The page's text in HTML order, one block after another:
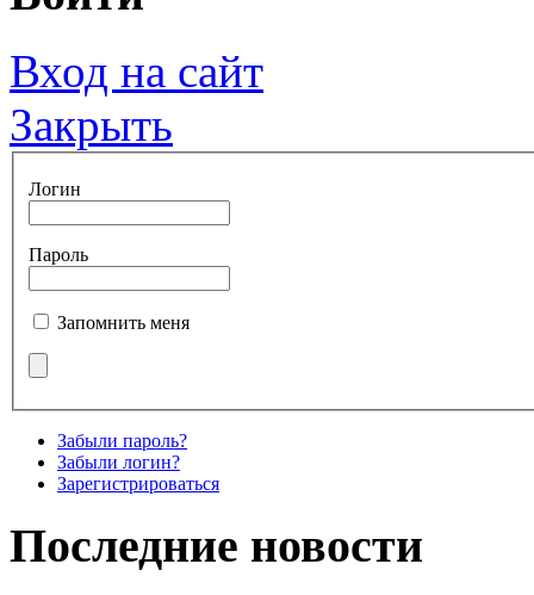
Вход на сайт
Закрыть
Логин
Пароль
Запомнить меня
Забыли пароль?
Забыли логин?
Зарегистрироваться
Последние новости